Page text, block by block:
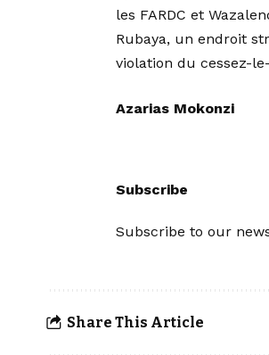
les FARDC et
Rubaya, un endroit
violation du cessez-
Azarias Mokonzi
Subscribe
Subscribe to our
Share This Article